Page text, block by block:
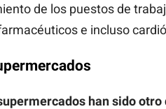
de los puestos de
e incluso
han sido